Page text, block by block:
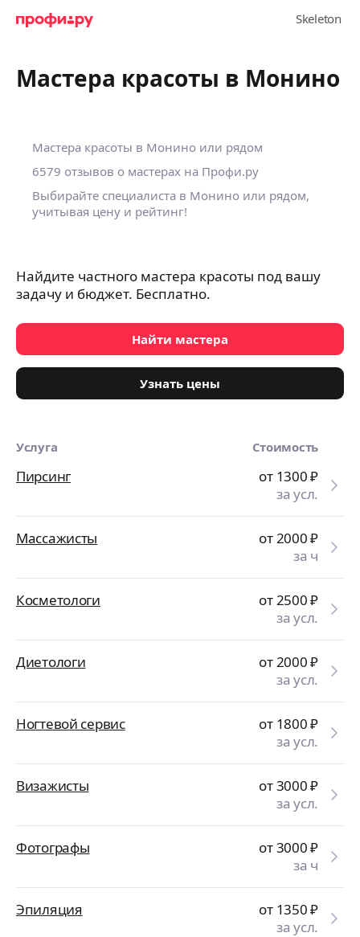
Мастера красоты в Монино
Мастера красоты в Монино или рядом
6579 отзывов о мастерах на Профи.ру
Выбирайте специалиста в Монино или рядом,
учитывая цену и рейтинг!
Найдите частного мастера красоты под вашу
задачу и бюджет. Бесплатно.
Найти мастера
Узнать цены
Услуга Стоимость
Пирсинг от 1300₽
за усл.
Массажисты от 2000₽
за ч
Косметологи от 2500₽
за усл.
Диетологи от 2000₽
за усл.
Ногтевой сервис от 1800₽
за усл.
Визажисты от 3000₽
за усл.
Фотографы от 3000₽
за ч
Эпиляция от 1350₽
за усл.